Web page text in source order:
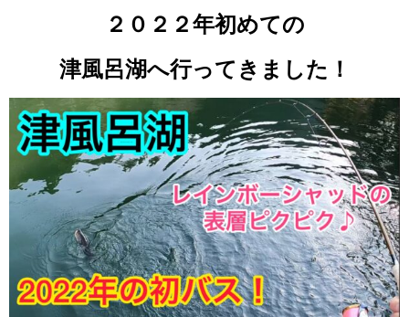
２０２２年初めての
津風呂湖へ行ってきました！